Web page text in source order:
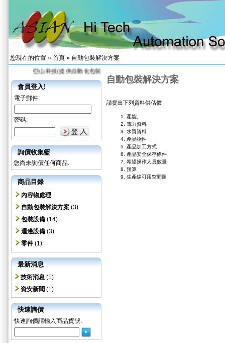
您現在的位置 » 首頁 » 自動包裝解決方案
亞山科技(提供自動化包裝整線生產規畫及機械設計開發)
會員登入!
電子郵件:
密碼:
詢價收集籃
您尚未詢價任何商品.
商品目錄
內容物處理
自動包裝解決方案 (3)
包裝設備 (14)
週邊設備 (3)
零件(1)
最新消息
技術消息 (1)
資安新聞 (1)
快速詢價
快速詢價請輸入商品貨號.
自動包裝解決方案
請提出下列資料供估價
產能,
電力資料
水質資料
產品物性
產品加工方式
產品安全保存條件
希望操作人員數量
預算
生產線可用空間圖